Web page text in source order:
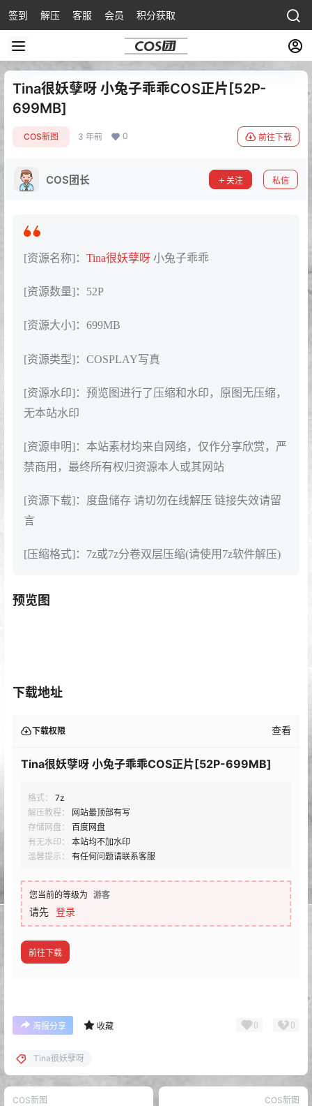
签到 解压 客服 会员 积分获取
Tina很妖孽呀 小兔子乖乖COS正片[52P-
699MB]
COS新图 3 年前 0 前往下载
COS团长 关注 私信
[资源名称]： Tina很妖孽呀 小兔子乖乖
[资源数量]：52P
[资源大小]：699MB
[资源类型]：COSPLAY写真
[资源水印]：预览图进行了压缩和水印，原图无压缩，
无本站水印
[资源申明]：本站素材均来自网络，仅作分享欣赏，严
禁商用，最终所有权归资源本人或其网站
[资源下载]：度盘储存 请切勿在线解压 链接失效请留
言
[压缩格式]：7z或7z分卷双层压缩(请使用7z软件解压)
预览图
下载地址
下载权限 查看
Tina很妖孽呀 小兔子乖乖COS正片[52P-699MB]
格式：
7z
解压教程：
网站最顶部有写
存储网盘：
百度网盘
有无水印：
本站均不加水印
温馨提示：
有任何问题请联系客服
您当前的等级为 游客
请先 登录
前往下载
海报分享 收藏 0 0
Tina很妖孽呀
COS新图 COS新图